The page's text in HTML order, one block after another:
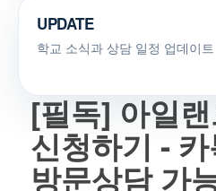
UPDATE
학교 소식과 상담 일정 업데이트
[필독] 아일
신청하기 -
방문상담 가